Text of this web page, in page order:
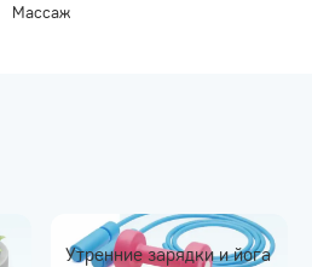
Массаж
Утренние зарядки и йога